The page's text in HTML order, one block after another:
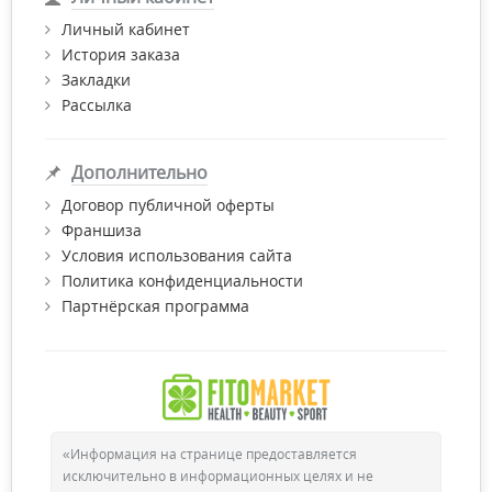
Все товары, представленные в интернет-магазине, имеют
все необходимые сертификаты качества.
Личный кабинет
История заказа
Закладки
Рассылка
Дополнительно
Договор публичной оферты
Франшиза
Условия использования сайта
Политика конфиденциальности
Партнёрская программа
«Информация на странице предоставляется
исключительно в информационных целях и не